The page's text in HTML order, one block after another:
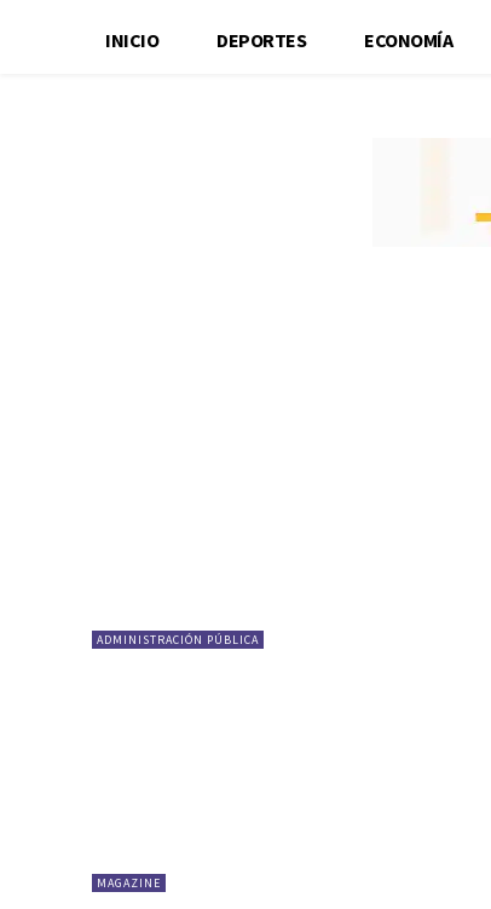
INICIO DEPORTES ECONOMÍA
ADMINISTRACIÓN PÚBLICA
MAGAZINE